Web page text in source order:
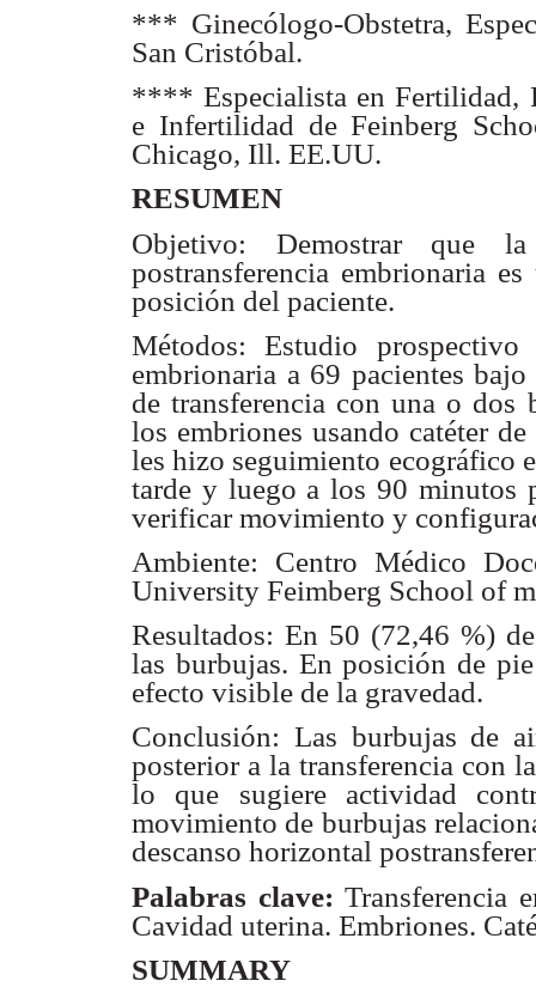
*** Ginecólogo-Obstetra,
San Cristóbal.
**** Especialista en Fertilidad,
e Infertilidad de Feinberg
Chicago, Ill. EE.UU.
RESUMEN
Objetivo: Demostrar que
postransferencia embrionaria
posición del paciente.
Métodos: Estudio
embrionaria a 69 pacientes bajo
de transferencia con una o
los embriones usando catéter
les hizo seguimiento ecográfico
tarde y luego a los 90 minutos
verificar movimiento y
Ambiente: Centro Médico
University Feimberg School of
Resultados: En 50 (72,46 %)
las burbujas. En posición de
efecto visible de la gravedad.
Conclusión: Las burbujas de
posterior a la transferencia con
lo que sugiere actividad
movimiento de burbujas
descanso horizontal
Palabras clave: Transferencia
Cavidad uterina. Embriones.
SUMMARY